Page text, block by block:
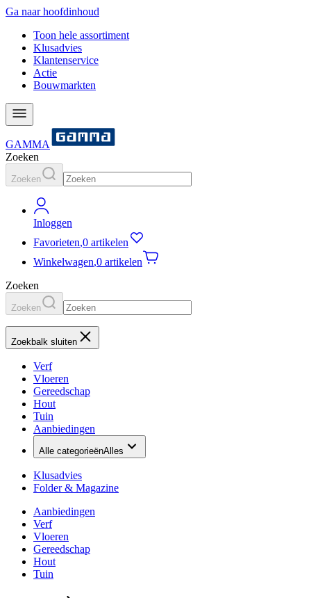
Ga naar hoofdinhoud
Toon hele assortiment
Klusadvies
Klantenservice
Actie
Bouwmarkten
GAMMA
Zoeken
Zoeken
Inloggen
Favorieten,0 artikelen
Winkelwagen,0 artikelen
Zoeken
Zoeken
Zoekbalk sluiten
Verf
Vloeren
Gereedschap
Hout
Tuin
Aanbiedingen
Alle categorieënAlles
Klusadvies
Folder & Magazine
Aanbiedingen
Verf
Vloeren
Gereedschap
Hout
Tuin